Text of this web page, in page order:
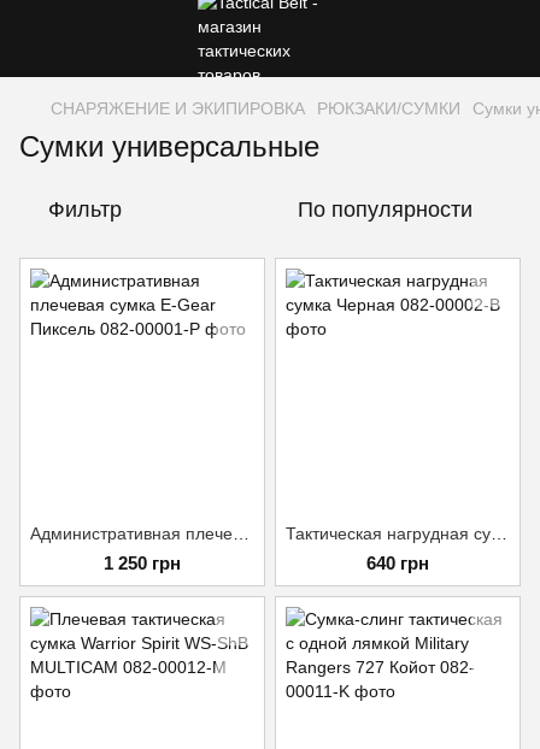
СНАРЯЖЕНИЕ И ЭКИПИРОВКА РЮКЗАКИ/СУМКИ Сумки
Сумки универсальные
Фильтр По популярности
1 250 грн 640 грн